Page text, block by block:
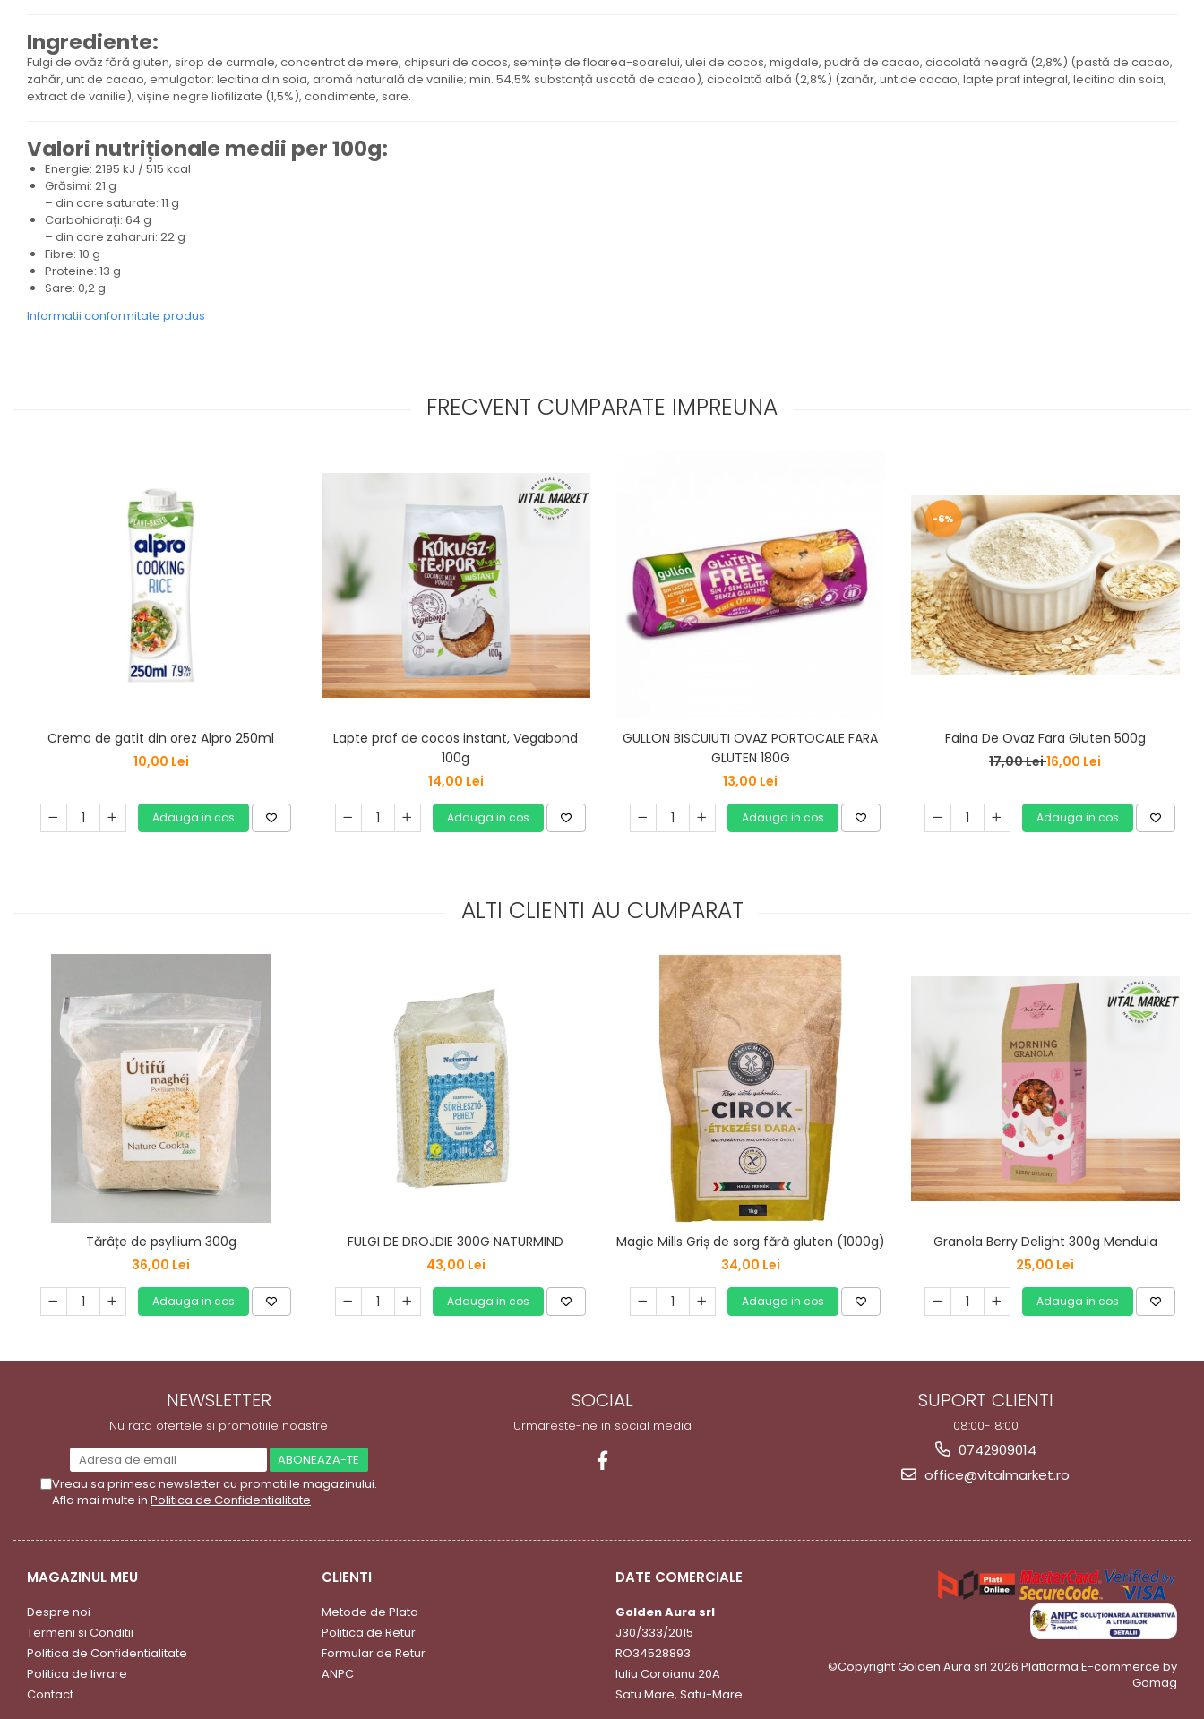
Ingrediente:
Fulgi de ovăz fără gluten, sirop de curmale, concentrat de mere, chipsuri de cocos, semințe de floarea-soarelui, ulei de cocos, migdale, pudră de cacao, ciocolată neagră (2,8%) (pastă de cacao,
zahăr, unt de cacao, emulgator: lecitina din soia, aromă naturală de vanilie; min. 54,5% substanță uscată de cacao), ciocolată albă (2,8%) (zahăr, unt de cacao, lapte praf integral, lecitina din soia,
extract de vanilie), vișine negre liofilizate (1,5%), condimente, sare.
Valori nutriționale medii per 100g:
Energie: 2195 kJ / 515 kcal
Grăsimi: 21 g
– din care saturate: 11 g
Carbohidrați: 64 g
– din care zaharuri: 22 g
Fibre: 10 g
Proteine: 13 g
Sare: 0,2 g
Informatii conformitate produs
FRECVENT CUMPARATE IMPREUNA
Crema de gatit din orez Alpro 250ml
10,00 Lei
Adauga in cos
Lapte praf de cocos instant, Vegabond
100g
14,00 Lei
Adauga in cos
GULLON BISCUIUTI OVAZ PORTOCALE FARA
GLUTEN 180G
13,00 Lei
Adauga in cos
-6%
Faina De Ovaz Fara Gluten 500g
17,00 Lei16,00 Lei
Adauga in cos
ALTI CLIENTI AU CUMPARAT
Tărâțe de psyllium 300g
36,00 Lei
Adauga in cos
FULGI DE DROJDIE 300G NATURMIND
43,00 Lei
Adauga in cos
Magic Mills Griș de sorg fără gluten (1000g)
34,00 Lei
Adauga in cos
Granola Berry Delight 300g Mendula
25,00 Lei
Adauga in cos
NEWSLETTER
Nu rata ofertele si promotiile noastre
Vreau sa primesc newsletter cu promotiile magazinului.
Afla mai multe in Politica de Confidentialitate
SOCIAL
Urmareste-ne in social media
SUPORT CLIENTI
08:00-18:00
0742909014
office@vitalmarket.ro
MAGAZINUL MEU
Despre noi
Termeni si Conditii
Politica de Confidentialitate
Politica de livrare
Contact
CLIENTI
Metode de Plata
Politica de Retur
Formular de Retur
ANPC
DATE COMERCIALE
Golden Aura srl
J30/333/2015
RO34528893
Iuliu Coroianu 20A
Satu Mare, Satu-Mare
©Copyright Golden Aura srl 2026 Platforma E-commerce by
Gomag